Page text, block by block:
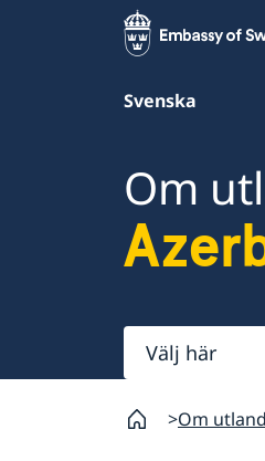
Svenska
Om
Välj
här
Om